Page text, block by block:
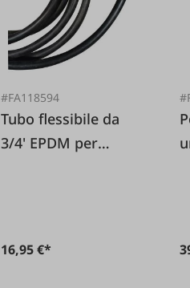
#FA118594
Tubo flessibile da
3/4' EPDM per
16,95 €*